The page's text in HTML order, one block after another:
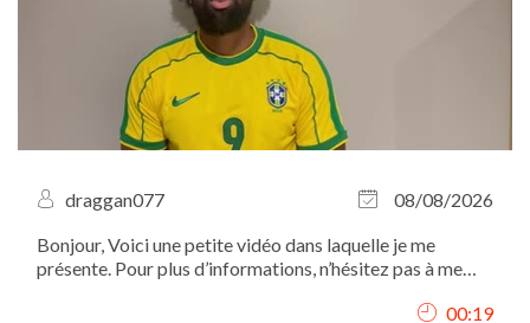
draggan077
08/08/2026
Bonjour, Voici une petite vidéo dans laquelle je me
présente. Pour plus d’informations, n’hésitez pas à me
00:19